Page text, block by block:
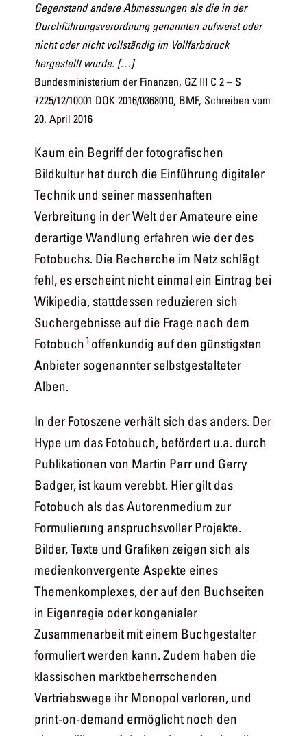
Gegenstand andere Abmessungen als die in der
Durchführungsverordnung genannten aufweist oder
nicht oder nicht vollständig im Vollfarbdruck
hergestellt wurde. […]
Bundesministerium der Finanzen, GZ III C 2 – S
7225/12/10001 DOK 2016/0368010, BMF, Schreiben vom
20. April 2016
Kaum ein Begriff der fotografischen
Bildkultur hat durch die Einführung digitaler
Technik und seiner massenhaften
Verbreitung in der Welt der Amateure eine
derartige Wandlung erfahren wie der des
Fotobuchs. Die Recherche im Netz schlägt
fehl, es erscheint nicht einmal ein Eintrag bei
Wikipedia, stattdessen reduzieren sich
Suchergebnisse auf die Frage nach dem
Fotobuch 1 offenkundig auf den günstigsten
Anbieter sogenannter selbstgestalteter
Alben.
In der Fotoszene verhält sich das anders. Der
Hype um das Fotobuch, befördert u.a. durch
Publikationen von Martin Parr und Gerry
Badger, ist kaum verebbt. Hier gilt das
Fotobuch als das Autorenmedium zur
Formulierung anspruchsvoller Projekte.
Bilder, Texte und Grafiken zeigen sich als
medienkonvergente Aspekte eines
Themenkomplexes, der auf den Buchseiten
in Eigenregie oder kongenialer
Zusammenarbeit mit einem Buchgestalter
formuliert werden kann. Zudem haben die
klassischen marktbeherrschenden
Vertriebswege ihr Monopol verloren, und
print-on-demand ermöglicht noch den